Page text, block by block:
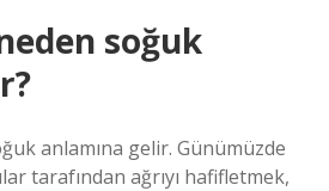
soğuk
anlamına gelir. Günümüzde
tarafından ağrıyı hafifletmek,